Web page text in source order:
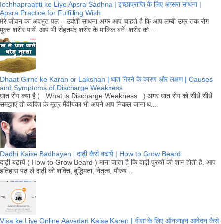
Icchhapraapti ke Liye Apsra Sadhna | इच्छाप्राप्ति के लिए अप्सरा साधना |
Apsra Practice for Fulfilling Wish
मेरे जीवन का अदभुत पल – उर्वशी साधना अगर आप चाहते है कि आप लम्बी उम्र तक रोग
मुक्त शरीर पायें. आप भी सेहतमंद शरीर के मालिक बनें. शरीर को...
Dhaat Girne ke Karan or Lakshan | धात गिरने के कारण और लक्षण | Causes
and Symptoms of Discharge Weakness
धात रोग क्या है ( What is Discharge Weakness ) अगर धात रोग को सीधे सीधे
समझाएं तो व्यक्ति के मूत्र मेंवीर्यका भी अपने आप निकल जाना ध...
Dadhi Kaise Badhayen | दाढ़ी कैसे बढायें | How to Grow Beard
दाढ़ी बढायें ( How to Grow Beard ) माना जाता है कि दाढ़ी पुरुषों की शान होती है. आप
इतिहास पढ़ लें दाढ़ी को शक्ति, बुद्धिमता, नेतृत्व, पौरुष...
Visa ke Liye Online Aavedan Kaise Karen | वीसा के लिए ऑनलाइन आवेदन कैसे